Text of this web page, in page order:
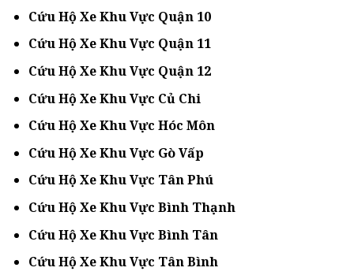
Cứu Hộ Xe Khu Vực Quận 10
Cứu Hộ Xe Khu Vực Quận 11
Cứu Hộ Xe Khu Vực Quận 12
Cứu Hộ Xe Khu Vực Củ Chi
Cứu Hộ Xe Khu Vực Hóc Môn
Cứu Hộ Xe Khu Vực Gò Vấp
Cứu Hộ Xe Khu Vực Tân Phú
Cứu Hộ Xe Khu Vực Bình Thạnh
Cứu Hộ Xe Khu Vực Bình Tân
Cứu Hộ Xe Khu Vực Tân Bình